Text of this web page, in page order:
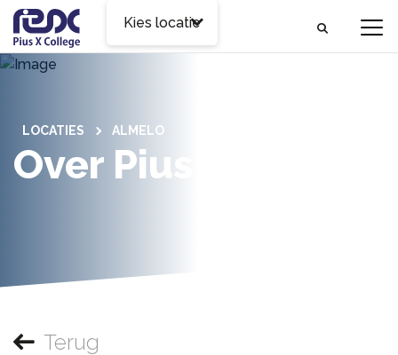
Kies locatie
LOCATIES ALMELO
Over Pius X Almelo
Terug